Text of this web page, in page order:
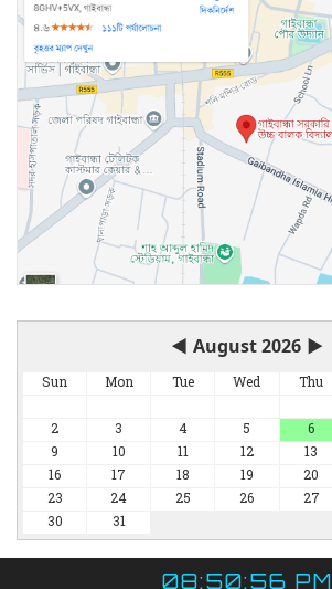
◀ August 2026 ▶
Sun Mon Tue Wed Thu
2
3 4 5 6
9
10 11 12 13
16
17 18 19 20
23
24 25 26 27
30
31
08:50:56 PM